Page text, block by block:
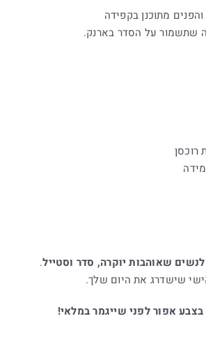
והפנים מתוכנן בקפידה
שתשמור על הסדר בארנק.
רוכסן
שאוהבות יוקרה, סדר וסטייל.
שישדרג את היום שלך.
אפור לפני שייגמר במלאי!